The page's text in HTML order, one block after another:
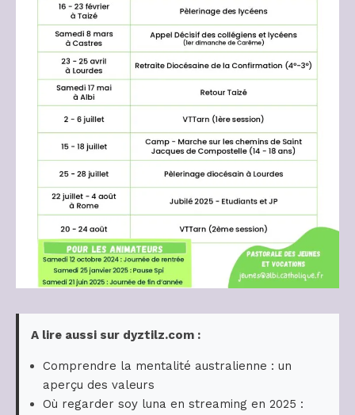
A lire aussi sur dyztilz.com :
Comprendre la mentalité australienne : un
aperçu des valeurs
Où regarder soy luna en streaming en 2025 :